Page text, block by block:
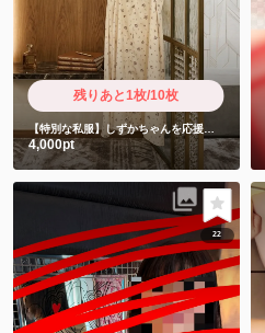
残りあと1枚/10枚
【特別な私服】しずかちゃんを応援したい人限定
4,000pt
22